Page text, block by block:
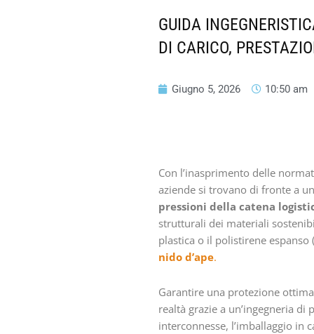
GUIDA
DI CARICO,
Giugno 5, 2026 10:50 am
Con l’inasprimento delle
aziende si trovano di fronte a
pressioni della catena
strutturali dei materiali
plastica o il polistirene espanso
nido d’ape.
Garantire una protezione
realtà grazie a un’ingegneria
interconnesse, l’imballaggio in